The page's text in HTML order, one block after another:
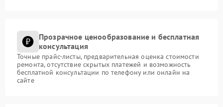
Прозрачное ценообразование и бесплатная
консультация
Точные прайс-листы, предварительная оценка стоимости
ремонта, отсутствие скрытых платежей и возможность
бесплатной консультации по телефону или онлайн на
сайте